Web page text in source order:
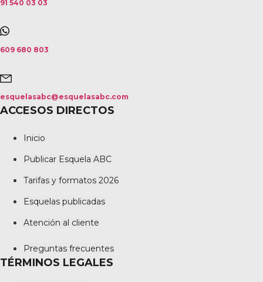
91 540 03 03
609 680 803
esquelasabc@esquelasabc.com
ACCESOS DIRECTOS
Inicio
Publicar Esquela ABC
Tarifas y formatos 2026
Esquelas publicadas
Atención al cliente
Preguntas frecuentes
TÉRMINOS LEGALES